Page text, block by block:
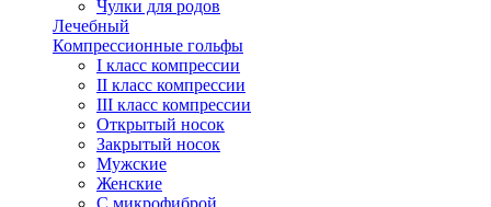
Чулки для родов
Лечебный
Компрессионные гольфы
I класс компрессии
II класс компрессии
III класс компрессии
Открытый носок
Закрытый носок
Мужские
Женские
С микрофиброй